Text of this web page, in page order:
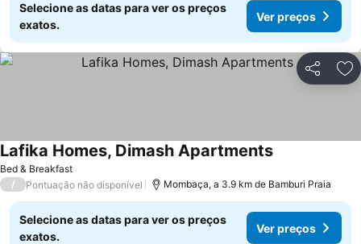
Selecione as datas para ver os preços
exatos.
Ver preços
Partilhar
Bed & Breakfast
Lafika Homes, Dimash Apartments
/ Pontuação não disponível Mombaça, a 3.9 km de Bamburi Praia
Selecione as datas para ver os preços
exatos.
Ver preços